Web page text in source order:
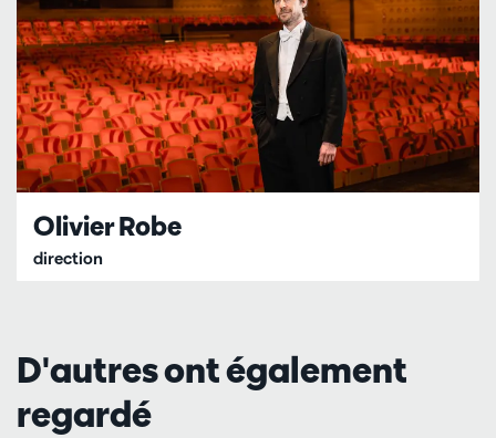
Olivier Robe
direction
D'autres ont également
regardé